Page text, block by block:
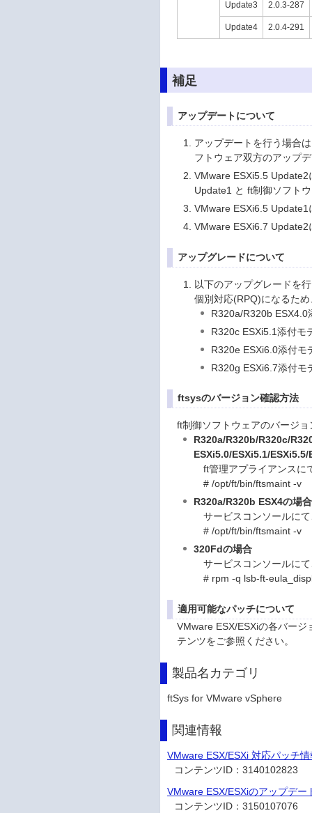
Update3 2.0.3-287
Update4 2.0.4-291
補足
アップデートについて
アップデートを行う場合
フトウェア双方のアップ
VMware ESXi5.5
Update1 と ft制御ソフト
VMware ESXi6.5
VMware ESXi6.7
アップグレードについて
以下のアップグレードを
個別対応(RPQ)になるた
R320a/R320b ESX4.0
R320c ESXi5.1添付モ
R320e ESXi6.0添付モ
R320g ESXi6.7添付モ
ftsysのバージョン確認方法
ft制御ソフトウェアのバージ
R320a/R320b/R320c/
ESXi5.0/ESXi5.1/
ft管理アプライアンスに
# /opt/ft/bin/ftsmaint -v
R320a/R320b ESX4の場合
サービスコンソールに
# /opt/ft/bin/ftsmaint -v
320Fdの場合
サービスコンソールに
# rpm -q lsb-ft-
適用可能なパッチについて
VMware ESX/ESXiの各バー
テンツをご参照ください。
製品名カテゴリ
ftSys for VMware vSphere
関連情報
VMware ESX/ESXi 対応パッチ情
コンテンツID：3140102823
VMware ESX/ESXiのアップデー
コンテンツID：3150107076